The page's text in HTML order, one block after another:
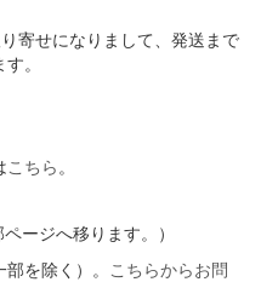
寄せになりまして、発送まで
。
こちら 。
ページへ移ります。）
を除く）。
こちらからお問